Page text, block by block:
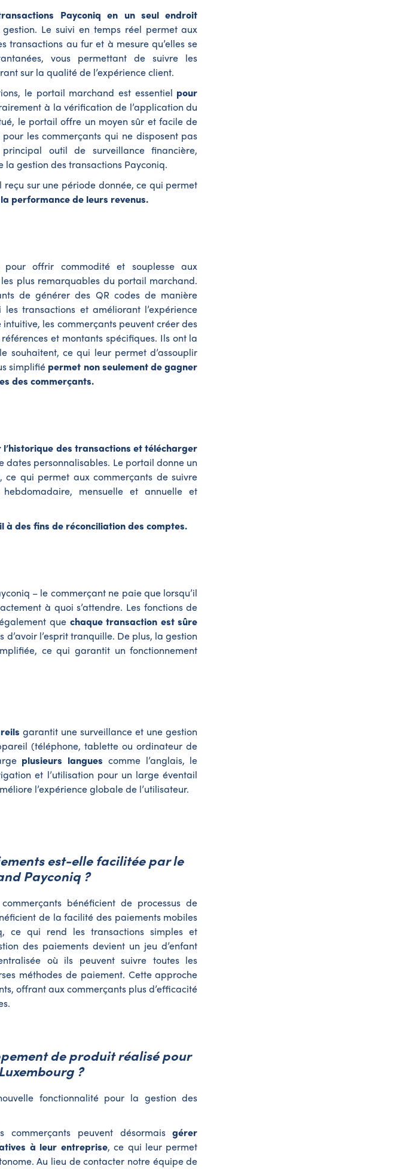
Payconiq en un seul endroit
Le suivi en temps réel permet aux
transactions au fur et à mesure qu’elles se
vous permettant de suivre les
sur la qualité de l’expérience client.
le portail marchand est essentiel pour
à la vérification de l’application du
le portail offre un moyen sûr et facile de
les commerçants qui ne disposent pas
outil de surveillance financière,
gestion des transactions Payconiq.
sur une période donnée, ce qui permet
performance de leurs revenus.
pour offrir commodité et souplesse aux
plus remarquables du portail marchand.
de générer des QR codes de manière
transactions et améliorant l’expérience
les commerçants peuvent créer des
et montants spécifiques. Ils ont la
souhaitent, ce qui leur permet d’assouplir
simplifié permet non seulement de gagner
des commerçants.
l’historique des transactions et télécharger
dates personnalisables. Le portail donne un
qui permet aux commerçants de suivre
mensuelle et annuelle et
à des fins de réconciliation des comptes.
– le commerçant ne paie que lorsqu’il
à quoi s’attendre. Les fonctions de
que chaque transaction est sûre
l’esprit tranquille. De plus, la gestion
ce qui garantit un fonctionnement
garantit une surveillance et une gestion
(téléphone, tablette ou ordinateur de
plusieurs langues comme l’anglais, le
et l’utilisation pour un large éventail
l’expérience globale de l’utilisateur.
est-elle facilitée par le
Payconiq ?
bénéficient de processus de
de la facilité des paiements mobiles
ce qui rend les transactions simples et
des paiements devient un jeu d’enfant
où ils peuvent suivre toutes les
méthodes de paiement. Cette approche
offrant aux commerçants plus d’efficacité
de produit réalisé pour
?
fonctionnalité pour la gestion des
commerçants peuvent désormaisgérer
à leur entreprise, ce qui leur permet
Au lieu de contacter notre équipe de